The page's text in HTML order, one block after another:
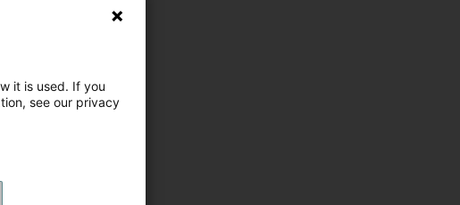
it is used. If you
see our privacy